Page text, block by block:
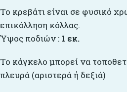
Το κρεβάτι είναι σε φυσικό
επικόλληση κόλλας.
Ύψος ποδιών : 1 εκ.
Το κάγκελο μπορεί να
πλευρά (αριστερά ή δεξιά)